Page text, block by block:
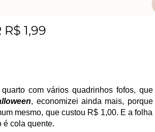
1,99
com vários quadrinhos fofos, que
, economizei ainda mais, porque
mesmo, que custou R$ 1,00. E a folha
é cola quente.